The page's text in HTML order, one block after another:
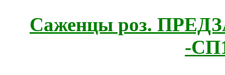
Саженцы роз.
-